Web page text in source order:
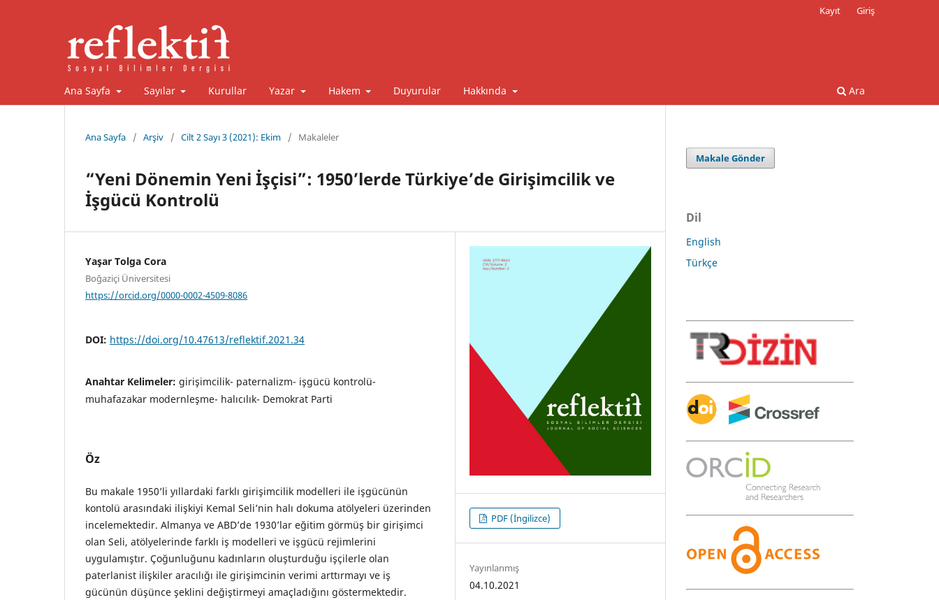
Ana Sayfa Sayılar Kurullar Yazar Hakem Duyurular Hakkında Ara
Kayıt Giriş
Ana Sayfa / Arşiv / Cilt 2 Sayı 3 (2021): Ekim / Makaleler
“Yeni Dönemin Yeni İşçisi”: 1950’lerde Türkiye’de Girişimcilik ve
İşgücü Kontrolü
Yaşar Tolga Cora
Boğaziçi Üniversitesi
https://orcid.org/0000-0002-4509-8086
DOI: https://doi.org/10.47613/reflektif.2021.34
Anahtar Kelimeler: girişimcilik- paternalizm- işgücü kontrolü-
muhafazakar modernleşme- halıcılık- Demokrat Parti
Öz
Bu makale 1950’li yıllardaki farklı girişimcilik modelleri ile işgücünün
kontolü arasındaki ilişkiyi Kemal Seli’nin halı dokuma atölyeleri üzerinden
incelemektedir. Almanya ve ABD’de 1930’lar eğitim görmüş bir girişimci
olan Seli, atölyelerinde farklı iş modelleri ve işgücü rejimlerini
uygulamıştır. Çoğunluğunu kadınların oluşturduğu işçilerle olan
paterlanist ilişkiler aracılığı ile girişimcinin verimi arttırmayı ve iş
gücünün düşünce şeklini değiştirmeyi amaçladığını göstermektedir.
PDF (İngilizce)
Yayınlanmış
04.10.2021
Makale Gönder
Dil
English
Türkçe